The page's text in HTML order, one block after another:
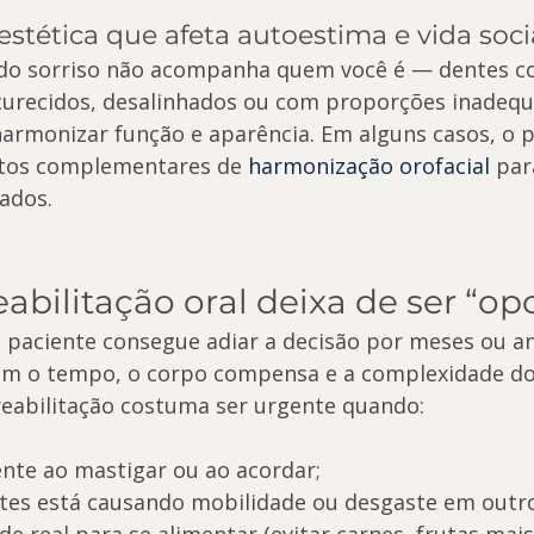
que afeta autoestima e vida
sorriso não acompanha quem você é — dentes
desalinhados ou com proporções
função e aparência. Em alguns casos, o
complementares de harmonização orofacial
oral deixa de ser
consegue adiar a decisão por meses ou
o tempo, o corpo compensa e a complexidade
costuma ser urgente quando:
ao mastigar ou ao acordar;
está causando mobilidade ou desgaste em